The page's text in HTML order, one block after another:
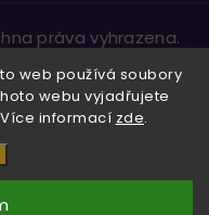
web používá soubory
webu vyjadřujete
informací zde.
práva vyhrazena.